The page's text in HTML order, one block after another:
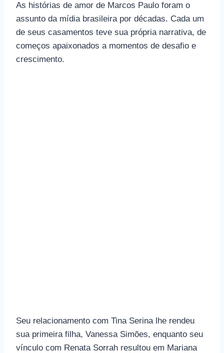
As histórias de amor de Marcos Paulo foram o
assunto da mídia brasileira por décadas. Cada um
de seus casamentos teve sua própria narrativa, de
começos apaixonados a momentos de desafio e
crescimento.
Seu relacionamento com Tina Serina lhe rendeu
sua primeira filha, Vanessa Simões, enquanto seu
vínculo com Renata Sorrah resultou em Mariana